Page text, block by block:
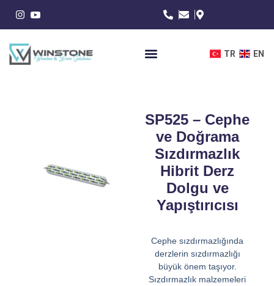
TR EN
SP525 – Cephe
ve Doğrama
Sızdırmazlık
Hibrit Derz
Dolgu ve
Yapıştırıcısı
Cephe sızdırmazlığında
derzlerin sızdırmazlığı
büyük önem taşıyor.
Sızdırmazlık malzemeleri